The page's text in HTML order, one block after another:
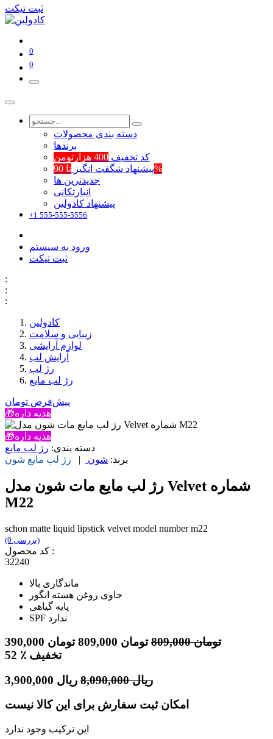
ثبت تیکت
0
0
دسته بندی محصولات
برند‌ها
کد تخفیف 400 هزارتومن
پیشنهاد شگفت انگیزتا 90%
جدیدترین ها
انبارتکانی
پیشنهاد کادولین
+1 555-555-5556
ورود به سیستم
ثبت تیکت
:
:
:
کادولین
زیبایی و سلامت
لوازم آرایشی
آرایش لب
رژ لب
رژ لب مایع
پیش‌فرض تومان
🎁هدیه داره
🎁هدیه داره
دسته بندی: رژ لب مایع
برند: شون | رژ لب مایع شون
رژ لب مايع مات شون مدل Velvet شماره
M22
schon matte liquid lipstick velvet model number m22
(0 بررسی)
کد محصول :
32240
ماندگاری بالا
حاوی روغن هسته انگور
پایه گیاهی
SPF ندارد
390,000 تومان 809,000تومان 809,000 تومان
52
٪ تخفیف
3,900,000 ریال 8,090,000 ریال
امکان ثبت سفارش برای این کالا نیست
این ترکیب وجود ندارد